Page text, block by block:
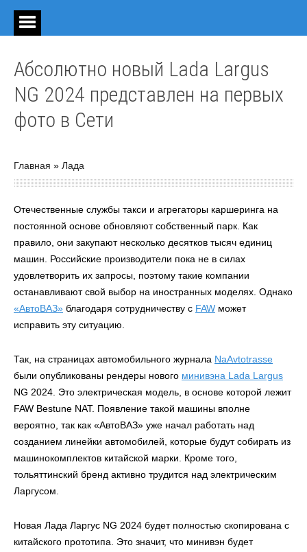
Абсолютно новый Lada Largus
NG 2024 представлен на первых
фото в Сети
Главная » Лада
Отечественные службы такси и агрегаторы каршеринга на
постоянной основе обновляют собственный парк. Как
правило, они закупают несколько десятков тысяч единиц
машин. Российские производители пока не в силах
удовлетворить их запросы, поэтому такие компании
останавливают свой выбор на иностранных моделях. Однако
«АвтоВАЗ» благодаря сотрудничеству с FAW может
исправить эту ситуацию.
Так, на страницах автомобильного журнала NaAvtotrasse
были опубликованы рендеры нового минивэна Lada Largus
NG 2024. Это электрическая модель, в основе которой лежит
FAW Bestune NAT. Появление такой машины вполне
вероятно, так как «АвтоВАЗ» уже начал работать над
созданием линейки автомобилей, которые будут собирать из
машинокомплектов китайской марки. Кроме того,
тольяттинский бренд активно трудится над электрическим
Ларгусом.
Новая Лада Ларгус NG 2024 будет полностью скопирована с
китайского прототипа. Это значит, что минивэн будет